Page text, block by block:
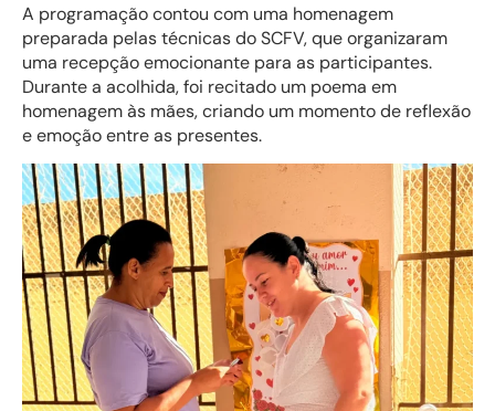
A programação contou com uma homenagem
preparada pelas técnicas do SCFV, que organizaram
uma recepção emocionante para as participantes.
Durante a acolhida, foi recitado um poema em
homenagem às mães, criando um momento de reflexão
e emoção entre as presentes.